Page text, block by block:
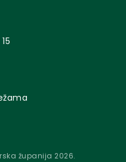
županija 2026.